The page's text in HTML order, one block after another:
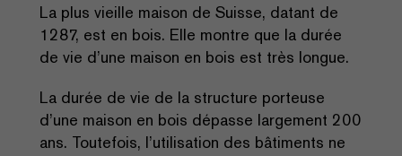
La plus vieille maison de Suisse, datant de
1287, est en bois. Elle montre que la durée
de vie d’une maison en bois est très longue.
La durée de vie de la structure porteuse
d’une maison en bois dépasse largement 200
ans. Toutefois, l’utilisation des bâtiments ne